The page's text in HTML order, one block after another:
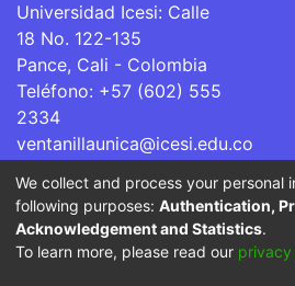
Universidad Icesi: Calle
18 No. 122-135
Pance, Cali - Colombia
Teléfono: +57 (602) 555
2334
ventanillaunica@icesi.edu.co
La Universidad Icesi es una
Superior que se encuentra sujeta
por parte del Ministerio de
We collect and process your personal
following purposes: Authentication,
Acknowledgement and Statistics.
To learn more, please read our privacy